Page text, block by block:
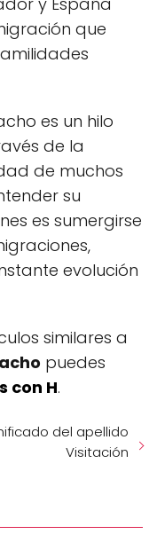
que
es un hilo
de la
de muchos
su
es sumergirse
evolución
similares a
puedes
con H.
del apellido
Visitación